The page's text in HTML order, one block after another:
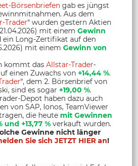
Börsenbriefen gab es jüngst
Aus dem
Trader“ wurden gestern Aktien
mit einem Gewinn
ein Long-Zertifikat auf den
mit einem Gewinn von
kommt das Allstar-Trader-
einen Zuwachs von +14,44 %.
“, dem 2. Börsenbrief von
sind es sogar +19,00 %.
Depot haben dazu auch
von SAP, Ionos, TeamViewer
die heute mit Gewinnen
und +13,77 % verkauft wurden.
Gewinne nicht länger
Sie sich JETZT HIER an!